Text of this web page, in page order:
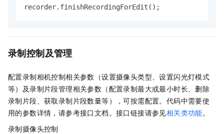
recorder.finishRecordingForEdit();
录制控制及管理
配置录制相机控制相关参数（设置摄像头类型、设置闪光灯模式
等）及录制片段管理相关参数（配置录制最大或最小时长、删除
录制片段、获取录制片段数量等），可按需配置。 代码中需要使
用的参数详情，请参考接口文档。接口链接请参见相关类功能。
录制摄像头控制